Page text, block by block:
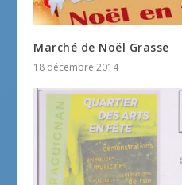
Marché de Noël Grasse
18 décembre 2014